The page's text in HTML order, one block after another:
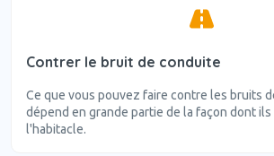
Contrer le bruit de conduite
Ce que vous pouvez faire contre les bruits
dépend en grande partie de la façon dont
l'habitacle.